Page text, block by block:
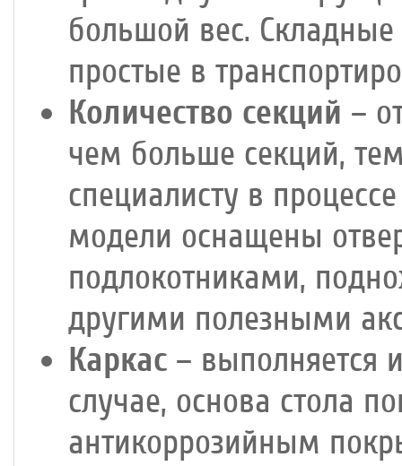
большой вес.
простые в
Количество секций –
чем больше секций,
специалисту в
модели оснащены
подлокотниками,
другими полезными
Каркас – выполняется
случае, основа стола
антикоррозийным